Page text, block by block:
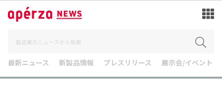
最新ニュース 新製品情報 プレスリリース 展示会/イベント